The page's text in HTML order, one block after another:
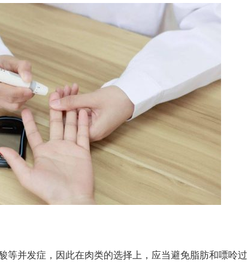
等并发症，因此在肉类的选择上，应当避免脂肪和嘌呤过